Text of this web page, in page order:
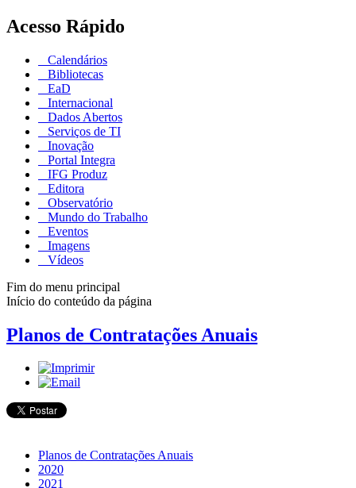
Acesso Rápido
Calendários
Bibliotecas
EaD
Internacional
Dados Abertos
Serviços de TI
Inovação
Portal Integra
IFG Produz
Editora
Observatório
Mundo do Trabalho
Eventos
Imagens
Vídeos
Fim do menu principal
Início do conteúdo da página
Planos de Contratações Anuais
Planos de Contratações Anuais
2020
2021